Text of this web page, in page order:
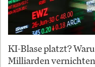
KI-Blase platzt?
Milliarden vernichten